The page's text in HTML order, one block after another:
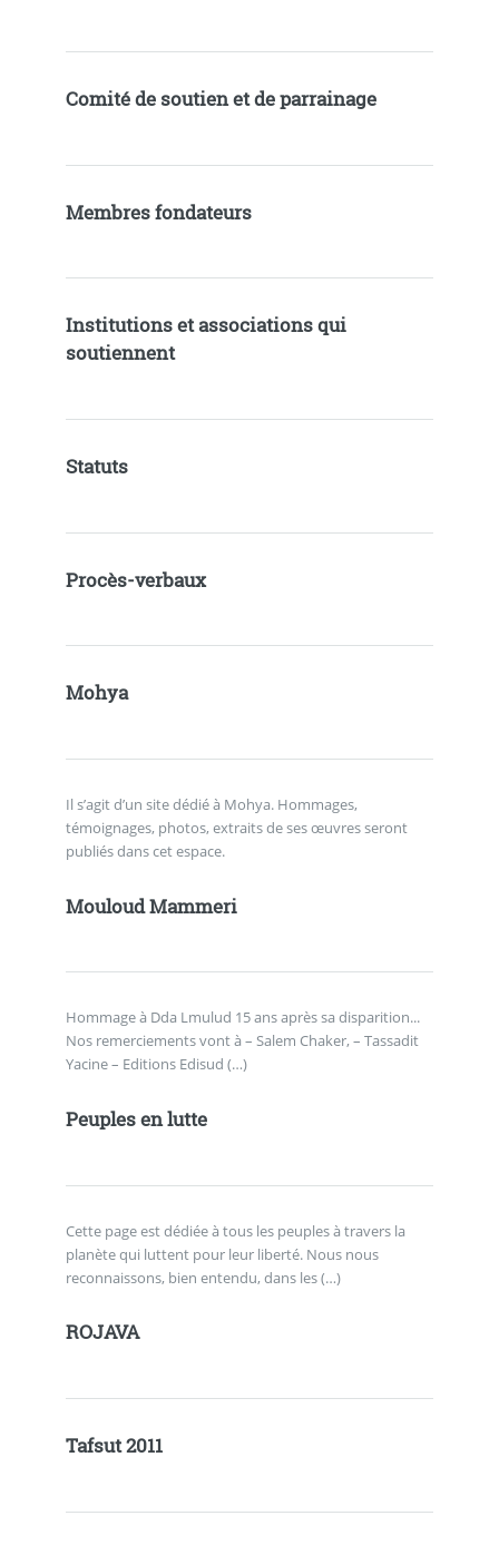
Comité de soutien et de parrainage
Membres fondateurs
Institutions et associations qui
soutiennent
Statuts
Procès-verbaux
Mohya
Il s’agit d’un site dédié à Mohya. Hommages,
témoignages, photos, extraits de ses œuvres seront
publiés dans cet espace.
Mouloud Mammeri
Hommage à Dda Lmulud 15 ans après sa disparition...
Nos remerciements vont à – Salem Chaker, – Tassadit
Yacine – Editions Edisud (…)
Peuples en lutte
Cette page est dédiée à tous les peuples à travers la
planète qui luttent pour leur liberté. Nous nous
reconnaissons, bien entendu, dans les (…)
ROJAVA
Tafsut 2011